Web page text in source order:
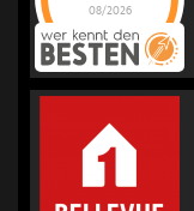
08/2026
KORREKT
IMMOBILIEN |
für Bewertung &
5Sternen |
236
KORREKT
IMMOBILIEN |
für Bewertung &